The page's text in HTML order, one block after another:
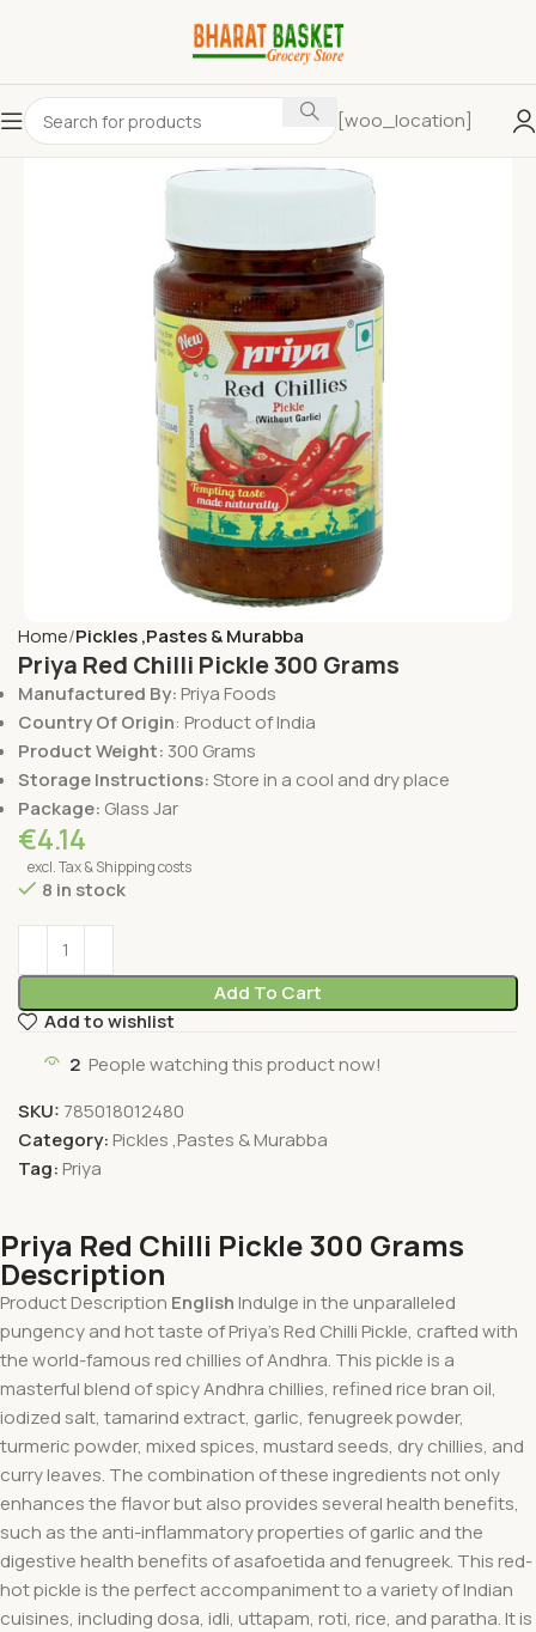
[woo_location]
Home Pickles ,Pastes & Murabba
Priya Red Chilli Pickle 300 Grams
Manufactured By: Priya Foods
Country Of Origin: Product of India
Product Weight: 300 Grams
Storage Instructions:Store in a cool and dry place
Package: Glass Jar
€4.14
excl. Tax & Shipping costs
8 in stock
Add To Cart
Add to wishlist
2 People watching this product now!
SKU: 785018012480
Category: Pickles ,Pastes & Murabba
Tag: Priya
Priya Red Chilli Pickle 300 Grams
Description
Product Description English Indulge in the unparalleled
pungency and hot taste of Priya’s Red Chilli Pickle, crafted with
the world-famous red chillies of Andhra. This pickle is a
masterful blend of spicy Andhra chillies, refined rice bran oil,
iodized salt, tamarind extract, garlic, fenugreek powder,
turmeric powder, mixed spices, mustard seeds, dry chillies, and
curry leaves. The combination of these ingredients not only
enhances the flavor but also provides several health benefits,
such as the anti-inflammatory properties of garlic and the
digestive health benefits of asafoetida and fenugreek. This red-
hot pickle is the perfect accompaniment to a variety of Indian
cuisines, including dosa, idli, uttapam, roti, rice, and paratha. It is